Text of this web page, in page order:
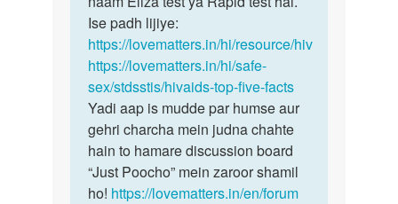
Ise padh lijiye:
https://lovematters.in/hi/resource/hiv
https://lovematters.in/hi/safe-
sex/stdsstis/hivaids-top-five-facts
Yadi aap is mudde par humse aur
gehri charcha mein judna chahte
hain to hamare discussion board
“Just Poocho” mein zaroor shamil
ho! https://lovematters.in/en/forum